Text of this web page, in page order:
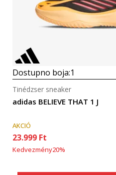
Dostupno boja:1
adidas BELIEVE THAT 1 J
Tinédzser sneaker
AKCIÓ
23.999 Ft
Kedvezmény20%